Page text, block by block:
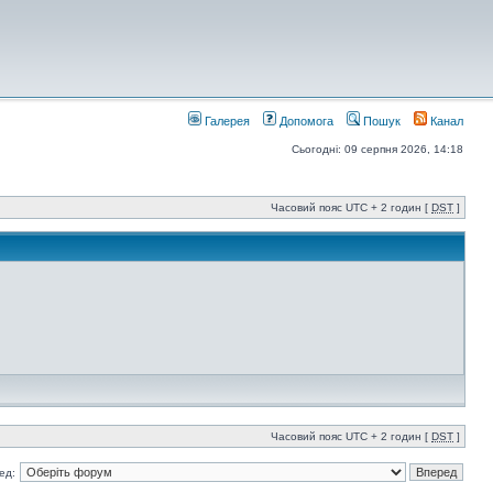
Галерея Допомога Пошук Канал
Сьогодні: 09 серпня 2026, 14:18
Часовий пояс UTC + 2 годин [ DST ]
Часовий пояс UTC + 2 годин [ DST ]